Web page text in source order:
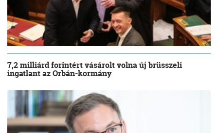
7,2 milliárd forintért vásárolt volna új brüsszeli
ingatlant az Orbán-kormány